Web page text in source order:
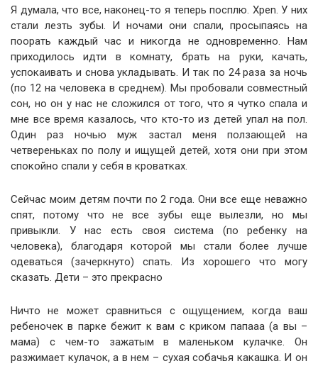
Я думала, что все, наконец-то я теперь посплю. Хреn. У них
стали лезть зубы. И ночами они спали, просыпаясь на
поорать каждый час и никогда не одновременно. Нам
приходилось идти в комнату, брать на руки, качать,
успокаивать и снова укладывать. И так по 24 раза за ночь
(по 12 на человека в среднем). Мы пробовали совместный
сон, но он у нас не сложился от того, что я чутко спала и
мне все время казалось, что кто-то из детей упал на пол.
Один раз ночью муж застал меня ползающей на
четвереньках по полу и ищущей детей, хотя они при этом
спокойно спали у себя в кроватках.
Сейчас моим детям почти по 2 года. Они все еще неважно
спят, потому что не все зубы еще вылезли, но мы
привыкли. У нас есть своя система (по ребенку на
человека), благодаря которой мы стали более лучше
одеваться (зачеркнуто) спать. Из хорошего что могу
сказать. Дети – это прекрасно
Ничто не может сравниться с ощущением, когда ваш
ребеночек в парке бежит к вам с криком папааа (а вы –
мама) с чем-то зажатым в маленьком кулачке. Он
разжимает кулачок, а в нем – сухая собачья какашка. И он